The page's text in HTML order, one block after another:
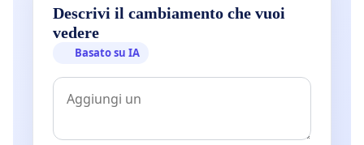
Descrivi il cambiamento che vuoi
vedere
Basato su IA